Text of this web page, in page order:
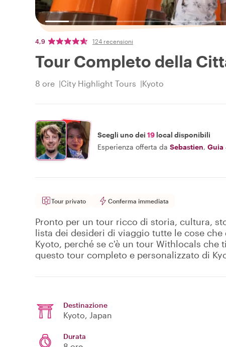
4,9 124 recensioni
Tour Completo della
8 ore City Highlight Tours Kyoto
Scegli uno dei 19 local disponibili
Esperienza offerta da Sebastien, Guia
Tour privato Conferma immediata
Pronto per un tour ricco di storia, cultura,
lista dei desideri di viaggio tutte le cose che
Kyoto, perché se c'è un tour Withlocals
questo tour completo e personalizzato di
Destinazione
Kyoto, Japan
Durata